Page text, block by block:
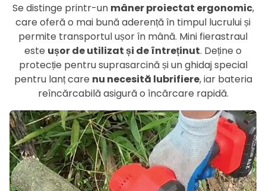
Se distinge printr-un mâner proiectat ergonomic,
care oferă o mai bună aderență în timpul lucrului și
permite transportul ușor în mână. Mini fierastraul
este ușor de utilizat și de întreținut. Deține o
protecție pentru suprasarcină și un ghidaj special
pentru lanț care nu necesită lubrifiere, iar bateria
reîncărcabilă asigură o încărcare rapidă.